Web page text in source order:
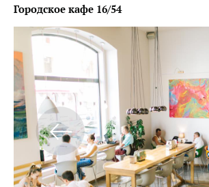
Городское кафе 16/54